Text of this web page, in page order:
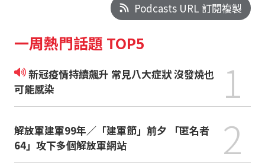
Podcasts URL 訂閱複製
一周熱門話題 TOP5
新冠疫情持續飆升 常見八大症狀 沒發燒也
可能感染
1
解放軍建軍99年／「建軍節」前夕 「匿名者
64」攻下多個解放軍網站
2